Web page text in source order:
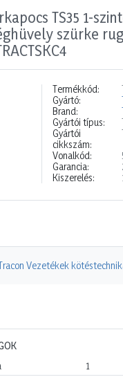
TS35 1-
szürke
Termékkód:
Gyártó:
Brand:
Gyártói típus:
Gyártói
cikkszám:
Vonalkód:
Garancia:
Kiszerelés:
Vezetékek
1